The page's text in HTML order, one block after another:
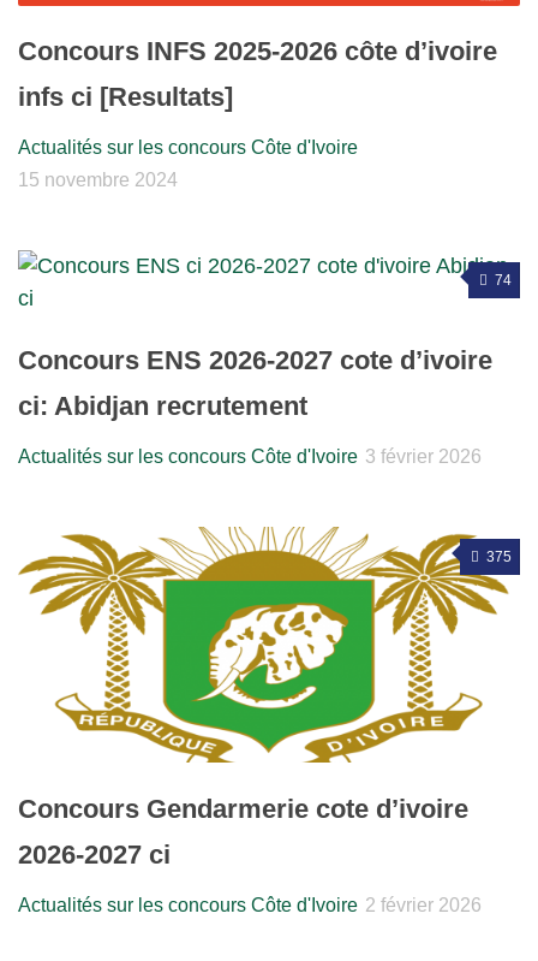
Concours INFS 2025-2026 côte d’ivoire
infs ci [Resultats]
Actualités sur les concours Côte d'Ivoire
15 novembre 2024
74
Concours ENS 2026-2027 cote d’ivoire
ci: Abidjan recrutement
Actualités sur les concours Côte d'Ivoire 3 février 2026
375
Concours Gendarmerie cote d’ivoire
2026-2027 ci
Actualités sur les concours Côte d'Ivoire 2 février 2026